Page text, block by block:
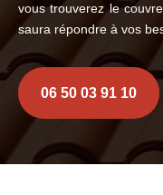
vous trouverez le
saura répondre à vos
06 50 03 91 10